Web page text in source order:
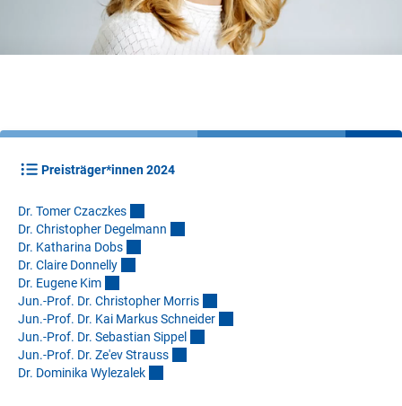
Preisträger*innen 2024
Dr. Tomer Czaczkes
Dr. Christopher Degelmann
Dr. Katharina Dobs
Dr. Claire Donnell y
Dr. Eugene Kim
Jun.-Prof. Dr. Christopher Morris
Jun.-Prof. Dr. Kai Markus Schneider
Jun.-Prof. Dr. Sebastian Sippe
Jun.-Prof. Dr. Ze'ev Strauss
Dr. Dominika Wylezalek